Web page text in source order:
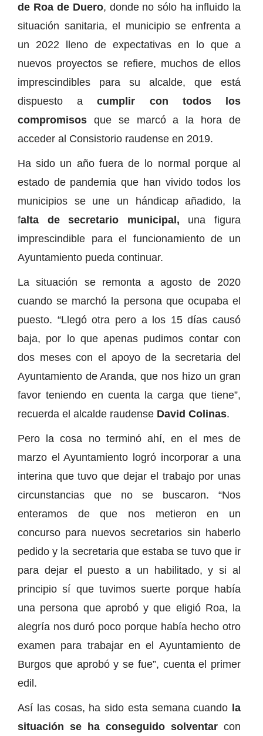
de Roa de Duero, donde no sólo ha influido la
situación sanitaria, el municipio se enfrenta a
un 2022 lleno de expectativas en lo que a
nuevos proyectos se refiere, muchos de ellos
imprescindibles para su alcalde, que está
dispuesto acumplir con todos los
compromisos que se marcó a la hora de
acceder al Consistorio raudense en 2019.
Ha sido un año fuera de lo normal porque al
estado de pandemia que han vivido todos los
municipios se une un hándicap añadido, la
falta de secretario municipal, una figura
imprescindible para el funcionamiento de un
Ayuntamiento pueda continuar.
La situación se remonta a agosto de 2020
cuando se marchó la persona que ocupaba el
puesto. “Llegó otra pero a los 15 días causó
baja, por lo que apenas pudimos contar con
dos meses con el apoyo de la secretaria del
Ayuntamiento de Aranda, que nos hizo un gran
favor teniendo en cuenta la carga que tiene”,
recuerda el alcalde raudense David Colinas.
Pero la cosa no terminó ahí, en el mes de
marzo el Ayuntamiento logró incorporar a una
interina que tuvo que dejar el trabajo por unas
circunstancias que no se buscaron. “Nos
enteramos de que nos metieron en un
concurso para nuevos secretarios sin haberlo
pedido y la secretaria que estaba se tuvo que ir
para dejar el puesto a un habilitado, y si al
principio sí que tuvimos suerte porque había
una persona que aprobó y que eligió Roa, la
alegría nos duró poco porque había hecho otro
examen para trabajar en el Ayuntamiento de
Burgos que aprobó y se fue”, cuenta el primer
edil.
Así las cosas, ha sido esta semana cuando la
situación se ha conseguido solventar con